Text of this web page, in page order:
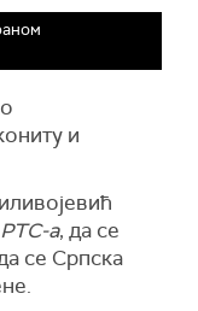
и
а, да се
се Српска